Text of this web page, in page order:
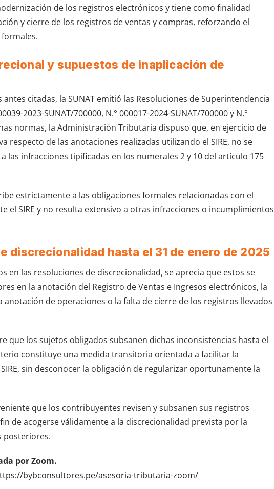
de los registros electrónicos y tiene como finalidad
y cierre de los registros de ventas y compras, reforzando el
y supuestos de inaplicación de
citadas, la SUNAT emitió las Resoluciones de Superintendencia
2023-SUNAT/700000, N.° 000017-2024-SUNAT/700000 y N.°
normas, la Administración Tributaria dispuso que, en ejercicio de
respecto de las anotaciones realizadas utilizando el SIRE, no se
las infracciones tipificadas en los numerales 2 y 10 del artículo 175
estrictamente a las obligaciones formales relacionadas con el
el SIRE y no resulta extensivo a otras infracciones o incumplimientos
discrecionalidad hasta el 31 de enero de 2025
en las resoluciones de discrecionalidad, se aprecia que estos se
en la anotación del Registro de Ventas e Ingresos electrónicos, la
de operaciones o la falta de cierre de los registros llevados
que los sujetos obligados subsanen dichas inconsistencias hasta el
constituye una medida transitoria orientada a facilitar la
sin desconocer la obligación de regularizar oportunamente la
que los contribuyentes revisen y subsanen sus registros
de acogerse válidamente a la discrecionalidad prevista por la
posteriores.
por Zoom.
bybconsultores.pe/asesoria-tributaria-zoom/